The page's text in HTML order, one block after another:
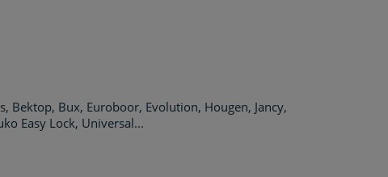
Bektop, Bux, Euroboor, Evolution, Hougen, Jancy,
Easy Lock, Universal...